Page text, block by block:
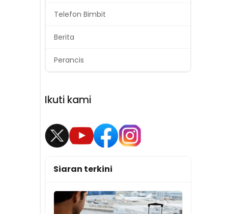
Telefon Bimbit
Berita
Perancis
Ikuti kami
Siaran terkini